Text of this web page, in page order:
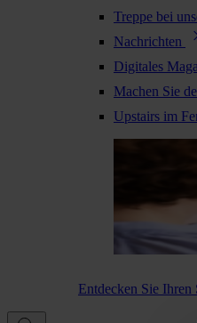
Treppe bei
Nachrichten
Digitales
Machen Sie
Upstairs im
Entdecken Sie Ihren